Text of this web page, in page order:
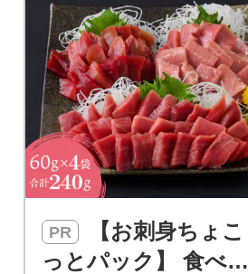
PR
っとパック】 食べ比